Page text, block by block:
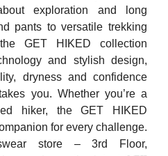
exploration and long
pants to versatile trekking
GET HIKED collection
and stylish design,
dryness and confidence
you. Whether you’re a
hiker, the GET HIKED
for every challenge.
store – 3rd Floor,